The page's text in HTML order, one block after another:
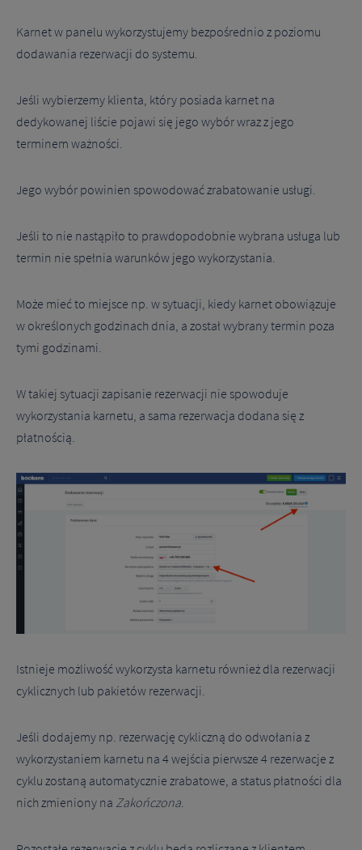
Karnet w panelu wykorzystujemy bezpośrednio z poziomu
dodawania rezerwacji do systemu.
Jeśli wybierzemy klienta, który posiada karnet na
dedykowanej liście pojawi się jego wybór wraz z jego
terminem ważności.
Jego wybór powinien spowodować zrabatowanie usługi.
Jeśli to nie nastąpiło to prawdopodobnie wybrana usługa lub
termin nie spełnia warunków jego wykorzystania.
Może mieć to miejsce np. w sytuacji, kiedy karnet obowiązuje
w określonych godzinach dnia, a został wybrany termin poza
tymi godzinami.
W takiej sytuacji zapisanie rezerwacji nie spowoduje
wykorzystania karnetu, a sama rezerwacja dodana się z
płatnością.
Istnieje możliwość wykorzysta karnetu również dla rezerwacji
cyklicznych lub pakietów rezerwacji.
Jeśli dodajemy np. rezerwację cykliczną do odwołania z
wykorzystaniem karnetu na 4 wejścia pierwsze 4 rezerwacje z
cyklu zostaną automatycznie zrabatowe, a status płatności dla
nich zmieniony na Zakończona